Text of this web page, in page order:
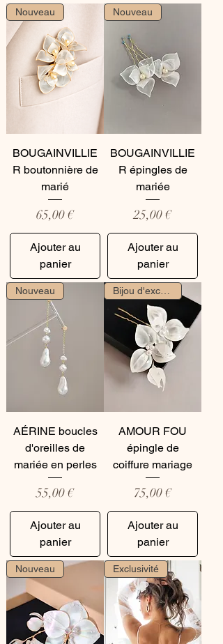
Nouveau
BOUGAINVILLIE
R boutonnière de
marié
Prix
65,00 €
Ajouter au
panier
Nouveau
BOUGAINVILLIE
R épingles de
mariée
Prix
25,00 €
Ajouter au
panier
Nouveau
AÉRINE boucles
d'oreilles de
mariée en perles
Prix
55,00 €
Ajouter au
panier
AMOUR FOU
épingle de
coiffure mariage
Prix
75,00 €
Ajouter au
panier
Nouveau Exclusivité